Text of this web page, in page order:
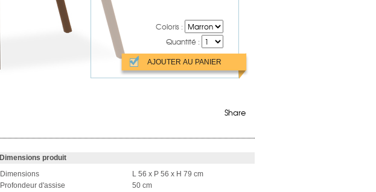
Coloris :
Quantité :
Share
Dimensions produit
Dimensions
L 56 x P 56 x H 79 cm
Profondeur d'assise
50 cm